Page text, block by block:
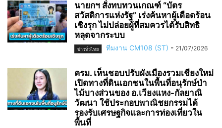
นายกฯ สั่งทบทวนเกณฑ์ “บัตร
สวัสดิการแห่งรัฐ” เร่งค้นหาผู้เดือดร้อน
เชิงรุก ไม่ปล่อยผู้ที่สมควรได้รับสิทธิ
หลุดจากระบบ
ข่าวทั่วไทย ทีมงาน CM108 (ST) - 21/07/2026
ครม. เห็นชอบปรับผังเมืองรวมเชียงใหม่
เปิดทางที่ดินเอกชนในพื้นที่อนุรักษ์ป่า
ไม้บางส่วนของ อ.เวียงแหง-กัลยาณิ
วัฒนา ใช้ประกอบพาณิชยกรรมได้
รองรับเศรษฐกิจและการท่องเที่ยวใน
พื้นที่